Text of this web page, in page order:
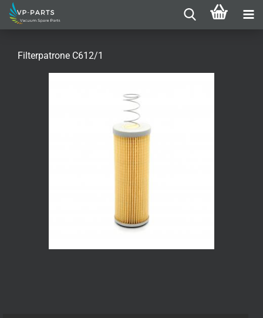
Filterpatrone C612/1